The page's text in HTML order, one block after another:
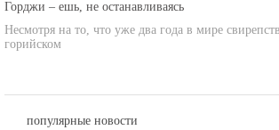
Горджи – ешь, не останавливаясь
Несмотря на то, что уже два года в мире
горийском
популярные новости